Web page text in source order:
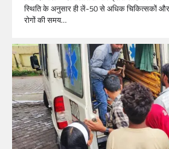
स्थिति के अनुसार ही लें-50 से अधिक चिकित्सकों और
रोगों की समय…